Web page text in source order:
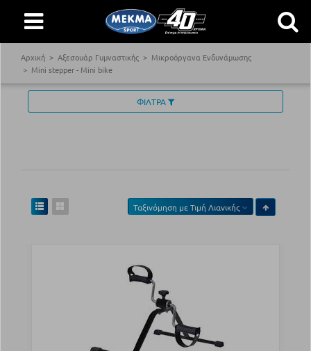
Αρχική Αξεσουάρ Γυμναστικής
Μικροόργανα Ενδυνάμωσης
Mini stepper - Mini bike
ΦΙΛΤΡΑ
Ταξινόμηση μεΤιμή Λιανικής